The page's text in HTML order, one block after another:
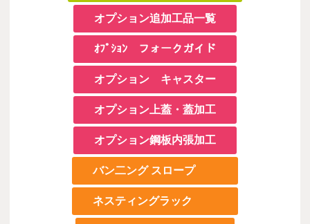
オプション追加工品一覧
ｵﾌﾟｼｮﾝ フォークガイド
オプション キャスター
オプション上蓋・蓋加工
オプション鋼板内張加工
バン二ング スロープ
ネスティングラック